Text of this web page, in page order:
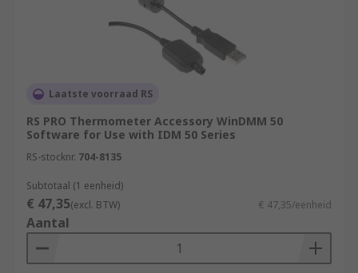
Laatste voorraad RS
RS PRO Thermometer Accessory WinDMM 50
Software for Use with IDM 50 Series
RS-stocknr. 704-8135
Subtotaal (1 eenheid)
€ 47,35(excl. BTW) € 47,35/eenheid
Aantal